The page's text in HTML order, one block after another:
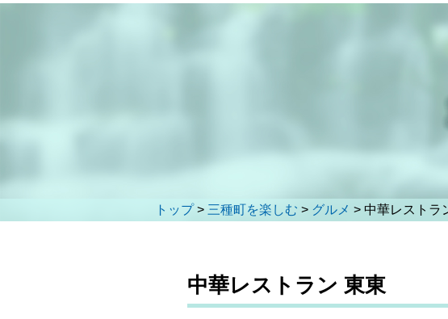
トップ> 三種町を楽しむ > グルメ > 中華レストラ
中華レストラン 東東